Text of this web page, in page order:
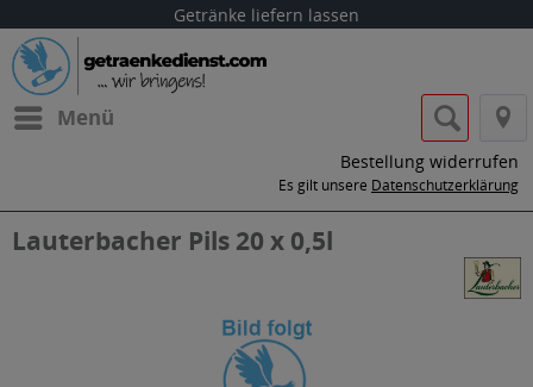
Getränke liefern lassen
Menü
Bestellung widerrufen
Es gilt unsere Datenschutzerklärung
Lauterbacher Pils 20 x 0,5l